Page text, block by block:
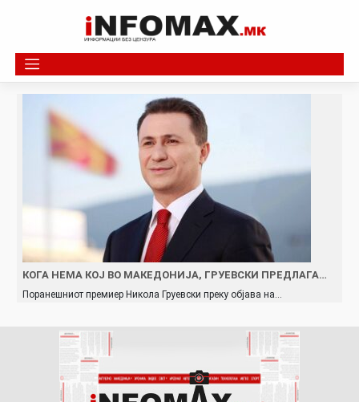
КОГА НЕМА КОЈ ВО МАКЕДОНИЈА, ГРУЕВСКИ ПРЕДЛАГА…
Поранешниот премиер Никола Груевски преку објава на…